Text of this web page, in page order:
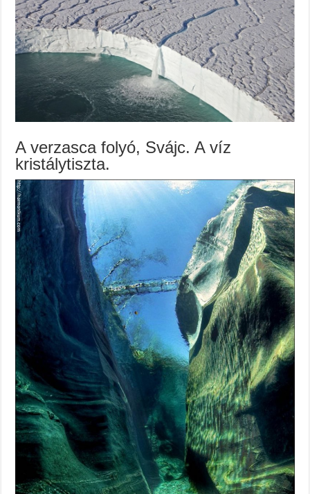
A verzasca folyó, Svájc. A víz
kristálytiszta.